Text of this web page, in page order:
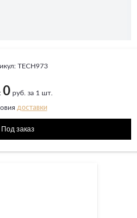
TECH973
0руб. за 1 шт.
доставки